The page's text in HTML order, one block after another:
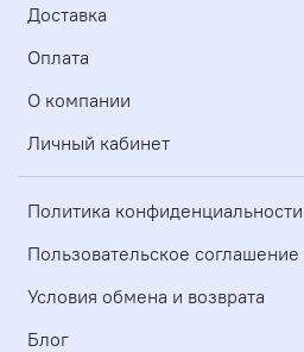
Доставка
Оплата
О компании
Личный кабинет
Политика
Пользовательское соглашение
Условия обмена и возврата
Блог